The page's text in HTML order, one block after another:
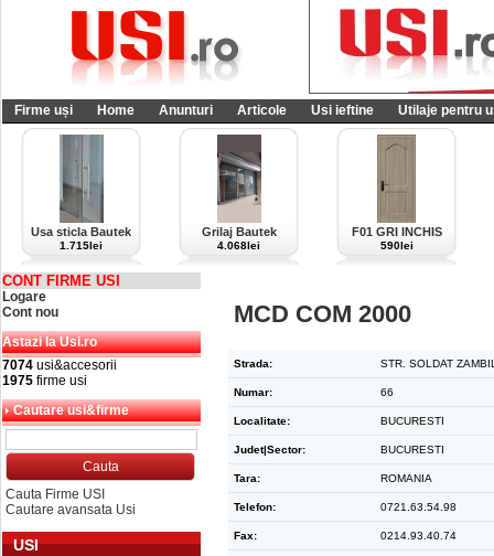
Firme uși Home Anunturi Articole Usi ieftine Utilaje pentru
Usa sticla Bautek
1.715lei
Grilaj Bautek
4.068lei
F01 GRI INCHIS
590lei
CONT FIRME USI
Logare
Cont nou
Astazi la Usi.ro
7074 usi&accesorii
1975 firme usi
Cautare usi&firme
Cauta Firme USI
Cautare avansata Usi
USI
MCD COM 2000
Strada: STR. SOLDAT
Numar: 66
Localitate: BUCURESTI
Judet|Sector: BUCURESTI
Tara: ROMANIA
Telefon: 0721.63.54.98
Fax: 0214.93.40.74